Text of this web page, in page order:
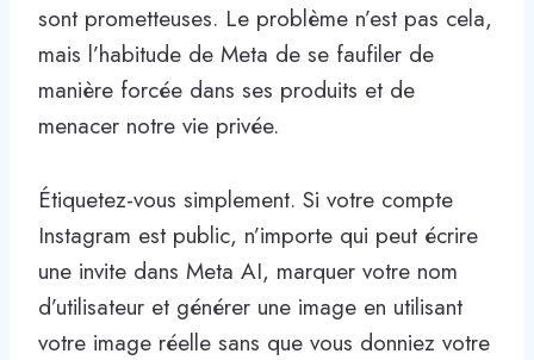
sont prometteuses. Le problème n’est pas cela,
mais l’habitude de Meta de se faufiler de
manière forcée dans ses produits et de
menacer notre vie privée.
Étiquetez-vous simplement. Si votre compte
Instagram est public, n’importe qui peut écrire
une invite dans Meta AI, marquer votre nom
d’utilisateur et générer une image en utilisant
votre image réelle sans que vous donniez votre